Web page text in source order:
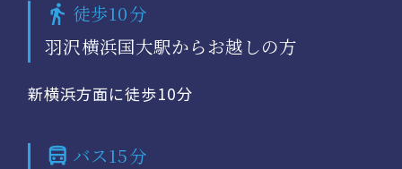
徒歩10分
羽沢横浜国大駅からお越しの方
新横浜方面に徒歩10分
バス15分